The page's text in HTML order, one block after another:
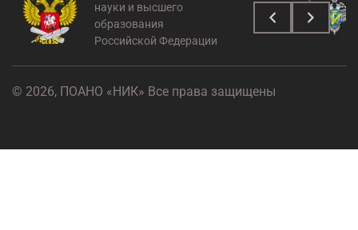
науки и высшего
образования
Российской Федерации
© 2026, ПОАНО «НИК» Все права защищены